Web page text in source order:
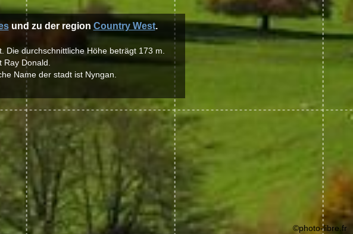
und zu der region Country West.
Die durchschnittliche Höhe beträgt 173 m.
Donald.
Name der stadt ist Nyngan.
©photo-libre.fr